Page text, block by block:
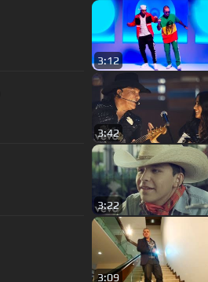
3:12
3:42
3:22
3:09